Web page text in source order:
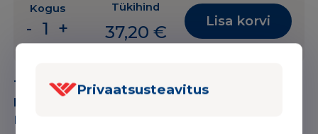
Privaatsusteavitus
Kogus
-Toonerikassett
D103L
+
Tükihind
37,20 €
Lisa korvi
Tootekood: 151STD103L
Kategooria:
Bränd: